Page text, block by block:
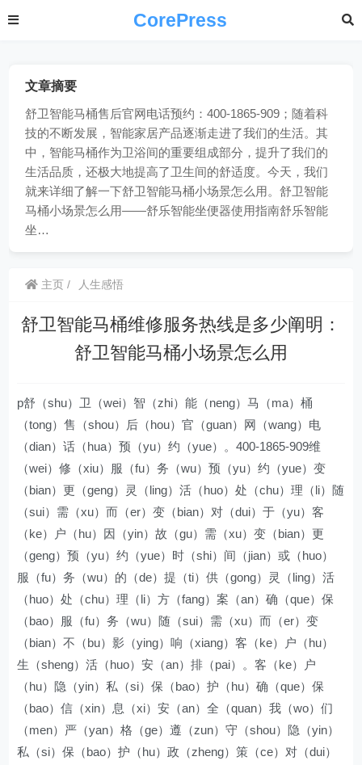
CorePress
文章摘要
舒卫智能马桶售后官网电话预约：400-1865-909；随着科
技的不断发展，智能家居产品逐渐走进了我们的生活。其
中，智能马桶作为卫浴间的重要组成部分，提升了我们的
生活品质，还极大地提高了卫生间的舒适度。今天，我们
就来详细了解一下舒卫智能马桶小场景怎么用。舒卫智能
马桶小场景怎么用——舒乐智能坐便器使用指南舒乐智能
坐…
主页 人生感悟
舒卫智能马桶维修服务热线是多少阐明：
舒卫智能马桶小场景怎么用
p舒（shu）卫（wei）智（zhi）能（neng）马（ma）桶
（tong）售（shou）后（hou）官（guan）网（wang）电
（dian）话（hua）预（yu）约（yue）。400-1865-909维
（wei）修（xiu）服（fu）务（wu）预（yu）约（yue）变
（bian）更（geng）灵（ling）活（huo）处（chu）理（li）随
（sui）需（xu）而（er）变（bian）对（dui）于（yu）客
（ke）户（hu）因（yin）故（gu）需（xu）变（bian）更
（geng）预（yu）约（yue）时（shi）间（jian）或（huo）
服（fu）务（wu）的（de）提（ti）供（gong）灵（ling）活
（huo）处（chu）理（li）方（fang）案（an）确（que）保
（bao）服（fu）务（wu）随（sui）需（xu）而（er）变
（bian）不（bu）影（ying）响（xiang）客（ke）户（hu）
生（sheng）活（huo）安（an）排（pai）。客（ke）户
（hu）隐（yin）私（si）保（bao）护（hu）确（que）保
（bao）信（xin）息（xi）安（an）全（quan）我（wo）们
（men）严（yan）格（ge）遵（zun）守（shou）隐（yin）
私（si）保（bao）护（hu）政（zheng）策（ce）对（dui）